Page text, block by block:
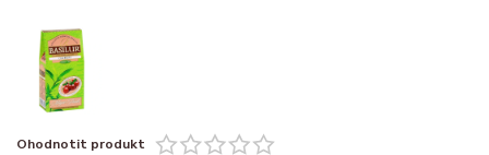
Ohodnotit produkt